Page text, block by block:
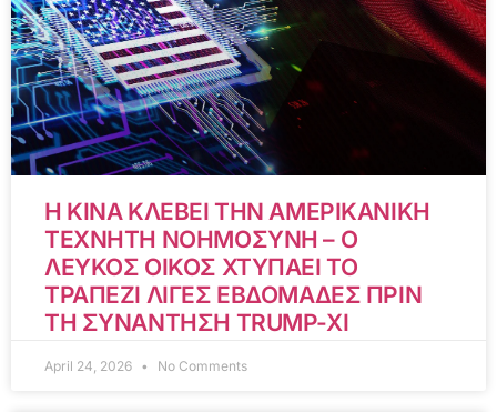
Η ΚΙΝΑ ΚΛΕΒΕΙ ΤΗΝ ΑΜΕΡΙΚΑΝΙΚΗ
ΤΕΧΝΗΤΗ ΝΟΗΜΟΣΥΝΗ – Ο
ΛΕΥΚΟΣ ΟΙΚΟΣ ΧΤΥΠΑΕΙ ΤΟ
ΤΡΑΠΕΖΙ ΛΙΓΕΣ ΕΒΔΟΜΑΔΕΣ ΠΡΙΝ
ΤΗ ΣΥΝΑΝΤΗΣΗ TRUMP-XI
April 24, 2026 No Comments